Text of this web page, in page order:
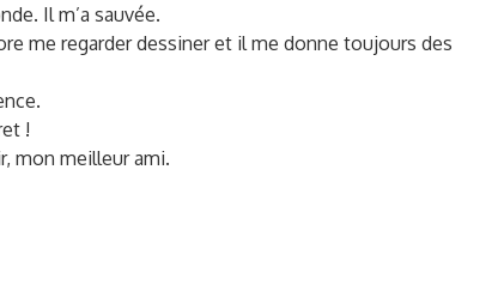
Il m’a sauvée.
me regarder dessiner et il me donne toujours des
!
mon meilleur ami.